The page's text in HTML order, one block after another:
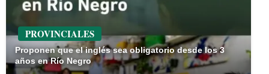
PROVINCIALES
Proponen que el inglés sea obligatorio desde los 3
años en Río Negro